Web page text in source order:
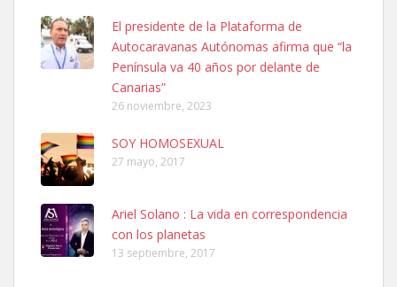
SHIBA PERDIDO AVDA JOSE MESA Y LOPEZ
PERRO MACHO RAZA SHIBA CON MICROCHIP PERDIDO HOY
06/07/2025 ZONA MESA Y LOPEZ. ES MUY ASUSTADIZO
Leales.org » Gran Canaria
6.7.2025
Ninfa perdida
El día 5 se los perdió una ninfa papillera, asustada tiene miedo a la
calle, se perdió por la zon...
El presidente de la Plataforma de
Autocaravanas Autónomas afirma que “la
Península va 40 años por delante de
Canarias”
26 noviembre, 2023
SOY HOMOSEXUAL
27 mayo, 2017
Ariel Solano : La vida en correspondencia
con los planetas
13 septiembre, 2017